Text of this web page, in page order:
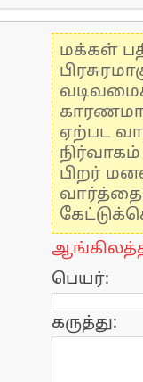
மக்கள்
ஏற்பட
பிறர்
பெயர்:
கருத்து: